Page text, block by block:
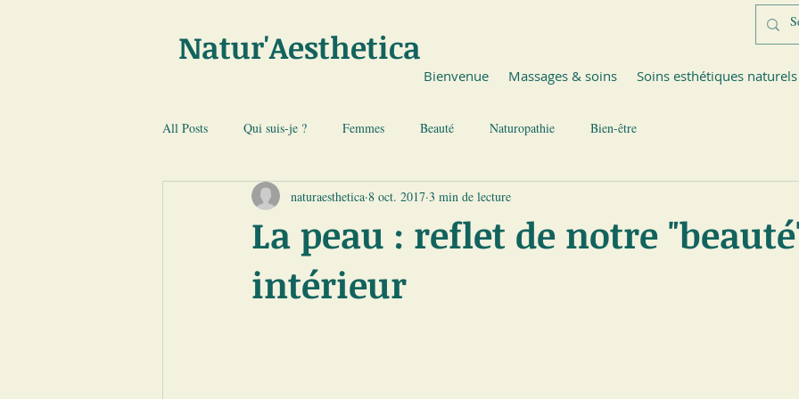
Natur'Aesthetica
Bienvenue Massages & soins Soins esthétiques naturels
All Posts Qui suis-je ? Femmes Beauté Naturopathie Bien-être
La peau : reflet de notre
intérieur
naturaesthetica 8 oct. 2017 3 min de lecture